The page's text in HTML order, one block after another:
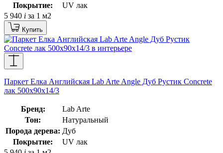
Покрытие:
UV лак
5 940 i за 1 м2
Купить
Паркет Елка Английская Lab Arte Angle Дуб Рустик Concrete
лак 500х90х14/3
Бренд:
Lab Arte
Тон:
Натуральный
Порода дерева: Дуб
Покрытие:
UV лак